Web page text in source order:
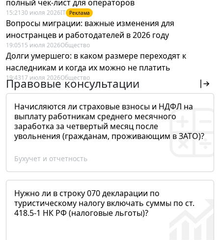
полный чек-лист для операторов
15:21 30 июля 2026IT Реклама
Вопросы миграции: важные изменения для
иностранцев и работодателей в 2026 году
19:0515 июля 2026Общество
Долги умершего: в каком размере переходят к
наследникам и когда их можно не платить
19:4317 июля 2026Общество
Правовые консультации
Начисляются ли страховые взносы и НДФЛ на
выплату работникам среднего месячного
заработка за четвертый месяц после
увольнения (гражданам, проживающим в ЗАТО)?
Бухучет и отчетность
Нужно ли в строку 070 декларации по
туристическому налогу включать суммы по ст.
418.5-1 НК РФ (налоговые льготы)?